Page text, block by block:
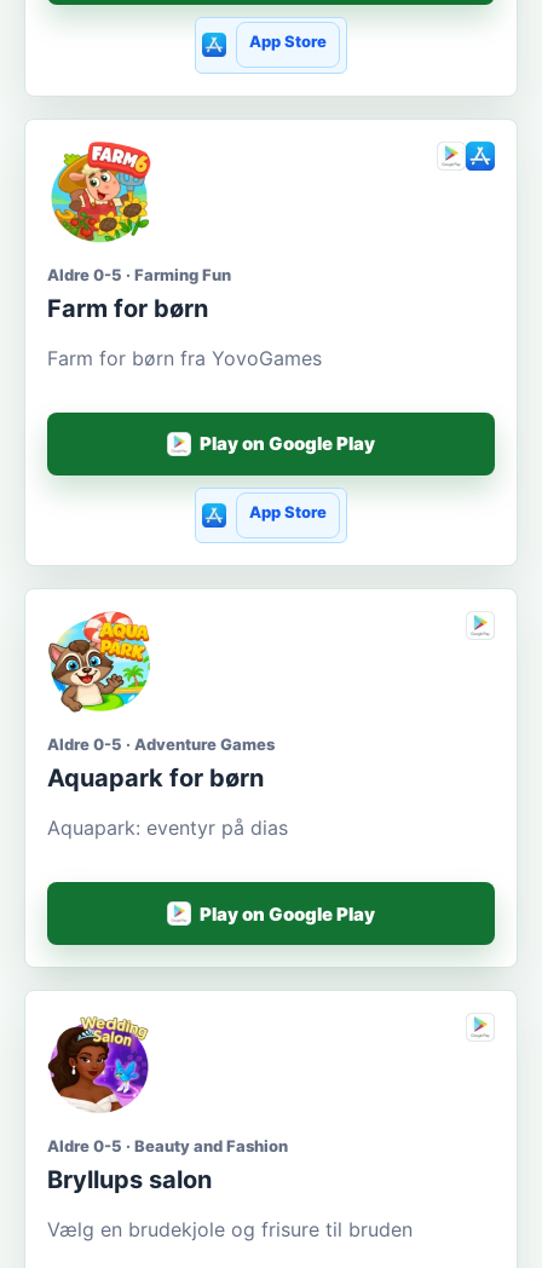
App Store
Aldre 0-5 · Farming Fun
Farm for børn
Farm for børn fra YovoGames
Play on Google Play
App Store
Aldre 0-5 · Adventure Games
Aquapark for børn
Aquapark: eventyr på dias
Play on Google Play
Aldre 0-5 · Beauty and Fashion
Bryllups salon
Vælg en brudekjole og frisure til bruden